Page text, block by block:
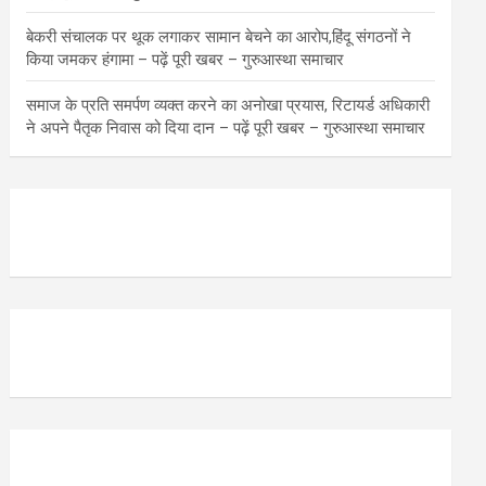
बेकरी संचालक पर थूक लगाकर सामान बेचने का आरोप,हिंदू संगठनों ने
किया जमकर हंगामा – पढ़ें पूरी खबर – गुरुआस्था समाचार
समाज के प्रति समर्पण व्यक्त करने का अनोखा प्रयास, रिटायर्ड अधिकारी
ने अपने पैतृक निवास को दिया दान – पढ़ें पूरी खबर – गुरुआस्था समाचार